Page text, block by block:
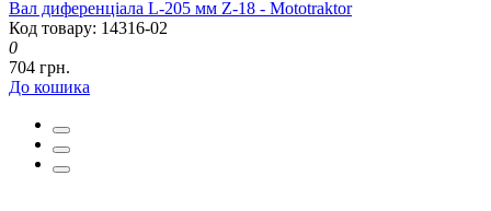
Вал диференціала L-205 мм Z-18 - Mototraktor
Код товару: 14316-02
0
704 грн.
До кошика